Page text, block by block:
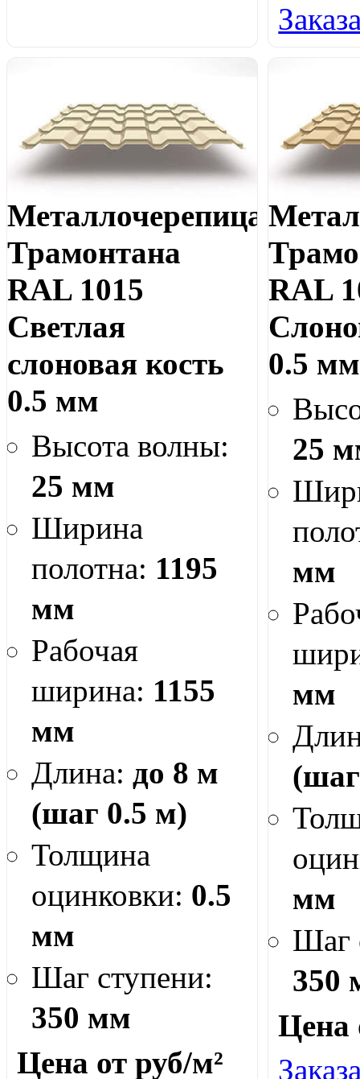
Металлочерепица
Трамонтана
RAL 1015
Светлая
слоновая кость
0.5 мм
Высота волны:
25 мм
Ширина
полотна: 1195
мм
Рабочая
ширина: 1155
мм
Длина: до 8 м
(шаг 0.5 м)
Толщина
оцинковки: 0.5
мм
Шаг ступени:
350 мм
Цена от руб/м²
RAL
0.5 мм
25
мм
мм
мм
Шаг
350
Цена